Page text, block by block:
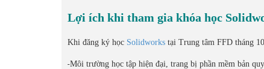
Lợi ích khi tham gia khóa học
Khi đăng ký học Solidworks tại Trung tâm FFD tháng
-Môi trường học tập hiện đại, trang bị phần mềm bản